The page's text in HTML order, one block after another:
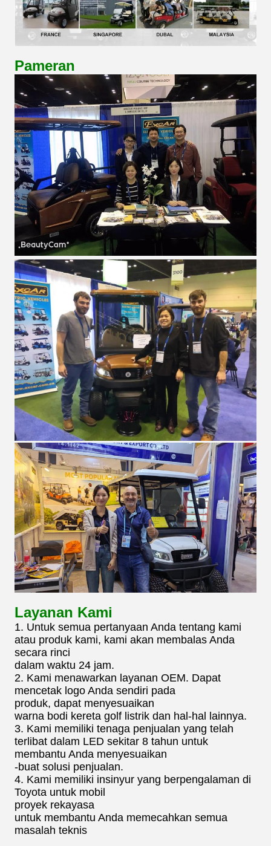
Pameran
Layanan Kami
1. Untuk semua pertanyaan Anda tentang kami
atau produk kami, kami akan membalas Anda
secara rinci
dalam waktu 24 jam.
2. Kami menawarkan layanan OEM. Dapat
mencetak logo Anda sendiri pada
produk, dapat menyesuaikan
warna bodi kereta golf listrik dan hal-hal lainnya.
3. Kami memiliki tenaga penjualan yang telah
terlibat dalam LED sekitar 8 tahun untuk
membantu Anda menyesuaikan
-buat solusi penjualan.
4. Kami memiliki insinyur yang berpengalaman di
Toyota untuk mobil
proyek rekayasa
untuk membantu Anda memecahkan semua
masalah teknis